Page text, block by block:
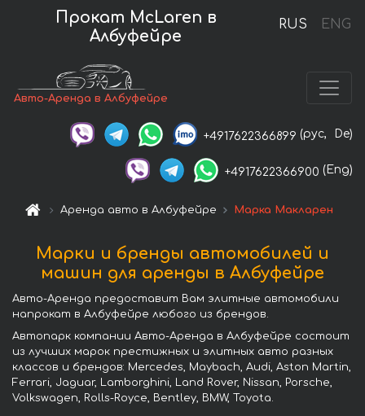
RUS ENG
Прокат McLaren в
Албуфейре
Авто-Аренда в Албуфейре
+4917622366899 (рус, De)
+4917622366900 (Eng)
Аренда авто в Албуфейре Марка Макларен
Марки и бренды автомобилей и
машин для аренды в Албуфейре
Авто-Аренда предоставит Вам элитные автомобили
напрокат в Албуфейре любого из брендов.
Автопарк компании Авто-Аренда в Албуфейре состоит
из лучших марок престижных и элитных авто разных
классов и брендов: Mercedes, Maybach, Audi, Aston Martin,
Ferrari, Jaguar, Lamborghini, Land Rover, Nissan, Porsche,
Volkswagen, Rolls-Royce, Bentley, BMW, Toyota.